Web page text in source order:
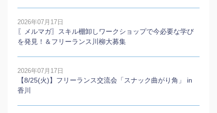
2026年07月17日
〖メルマガ〗スキル棚卸しワークショップで今必要な学び
を発見！＆フリーランス川柳大募集
2026年07月17日
【8/25(火)】フリーランス交流会「スナック曲がり角」 in
香川